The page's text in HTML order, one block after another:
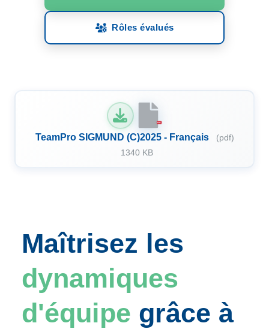
Rôles évalués
PDF
TeamPro SIGMUND (C)2025 - Français
(pdf)
1340 KB
Maîtrisez les
dynamiques
d'équipe grâce à